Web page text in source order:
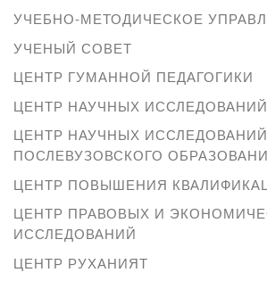
УЧЕБНО-МЕТОДИЧЕСКОЕ
УЧЕНЫЙ СОВЕТ
ЦЕНТР ГУМАННОЙ ПЕДАГОГИКИ
ЦЕНТР НАУЧНЫХ ИССЛЕДОВАНИЙ
ЦЕНТР НАУЧНЫХ
ПОСЛЕВУЗОВСКОГО
ЦЕНТР ПОВЫШЕНИЯ
ЦЕНТР ПРАВОВЫХ И
ИССЛЕДОВАНИЙ
ЦЕНТР РУХАНИЯТ